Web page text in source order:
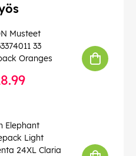
Musteet
33
Oranges
Elephant
Light
24XL Claria